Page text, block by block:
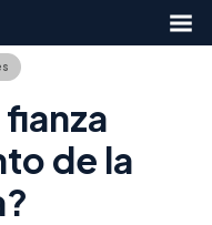
de la